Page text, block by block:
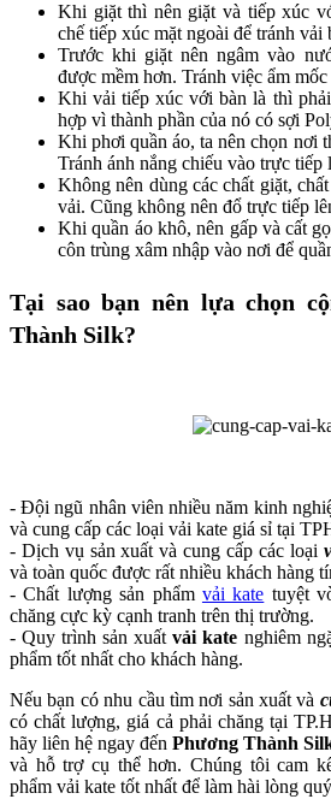
Khi giặt thì nên giặt và tiếp xúc
chế tiếp xúc mặt ngoài để tránh
Trước khi giặt nên ngâm vào
được mềm hơn. Tránh việc ẩm mốc
Khi vải tiếp xúc với bàn là thì
hợp vì thành phần của nó có sợi
Khi phơi quần áo, ta nên chọn nơi
Tránh ánh nắng chiếu vào trực tiếp
Không nên dùng các chất giặt,
vải. Cũng không nên đổ trực tiếp
Khi quần áo khô, nên gấp và cất
côn trùng xâm nhập vào nơi để
Tại sao bạn nên lựa chọn
Thành Silk?
- Đội ngũ nhân viên nhiều năm kinh
và cung cấp các loại vải kate giá sỉ tại
- Dịch vụ sản xuất và cung cấp các loại
và toàn quốc được rất nhiều khách hàng
- Chất lượng sản phẩm vải kate tuyệt
chăng cực kỳ cạnh tranh trên thị trường.
- Quy trình sản xuấtvải kate nghiêm
phẩm tốt nhất cho khách hàng.
Nếu bạn có nhu cầu tìm nơi sản xuất và
có chất lượng, giá cả phải chăng tại
hãy liên hệ ngay đến Phương Thành
và hỗ trợ cụ thể hơn. Chúng tôi cam
phẩm vải kate tốt nhất để làm hài lòng